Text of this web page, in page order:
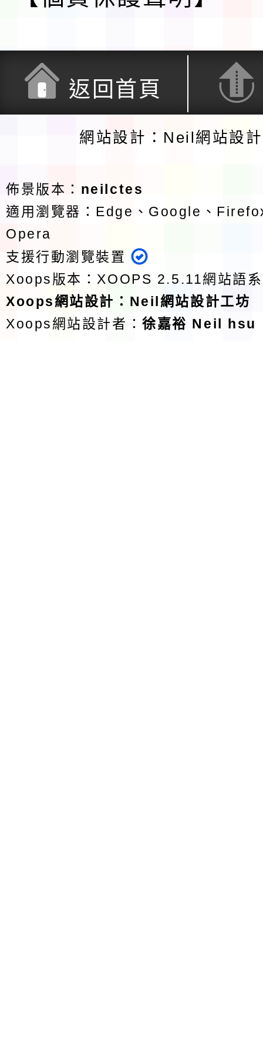
返回首頁
網站設計：Neil網站設
佈景版本： neilctes
適用瀏覽器：Edge、Google、
Opera
支援行動瀏覽裝置
Xoops版本：XOOPS 2.5.11網站語
Xoops網站設計 ： Neil網站設計工坊
Xoops網站設計者：徐嘉裕 Neil hsu